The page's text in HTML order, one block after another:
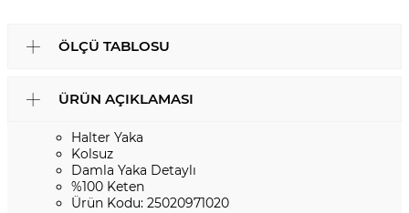
ÖLÇÜ TABLOSU
ÜRÜN AÇIKLAMASI
Halter Yaka
Kolsuz
Damla Yaka Detaylı
%100 Keten
Ürün Kodu: 25020971020